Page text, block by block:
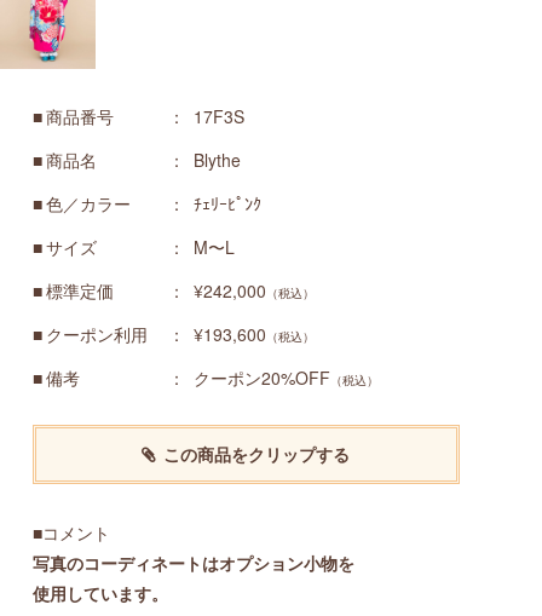
商品番号
17F3S
商品名
Blythe
色／カラー
ﾁｪﾘｰﾋﾟﾝｸ
サイズ
M〜L
標準定価
¥242,000 （税込）
クーポン利用 ¥193,600 （税込）
備考 クーポン20%OFF （税込）
この商品をクリップする
■コメント
写真のコーディネートはオプション小物を
使用しています。